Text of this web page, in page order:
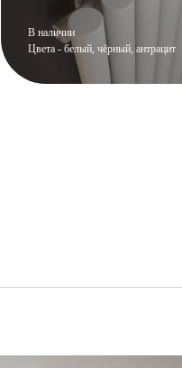
В наличии
Цвета - белый, чёрный, антрацит